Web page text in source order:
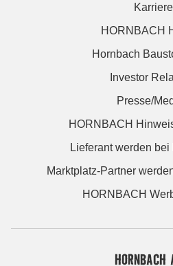
Karriere
HORNBACH
Hornbach
Investor
Presse/
HORNBACH
Lieferant werden
Marktplatz-Partner
HORNBACH
HORNBACH